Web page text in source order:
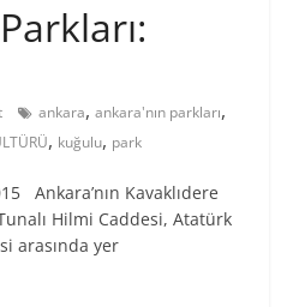
ankara, ankara'nın parkları,
, kuğulu, park
Ankara’nın Kavaklıdere
Hilmi Caddesi, Atatürk
arasında yer